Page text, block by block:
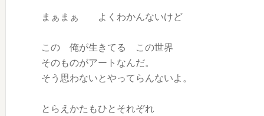
まぁまぁ よくわかんないけど
この 俺が生きてる この世界
そのものがアートなんだ。
そう思わないとやってらんないよ。
とらえかたもひとそれぞれ